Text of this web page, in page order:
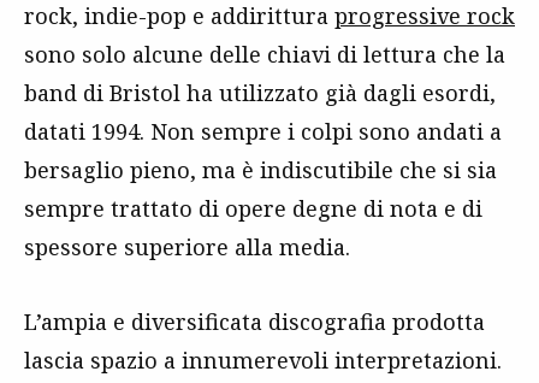
rock, indie-pop e addirittura progressive rock
sono solo alcune delle chiavi di lettura che la
band di Bristol ha utilizzato già dagli esordi,
datati 1994. Non sempre i colpi sono andati a
bersaglio pieno, ma è indiscutibile che si sia
sempre trattato di opere degne di nota e di
spessore superiore alla media.
L’ampia e diversificata discografia prodotta
lascia spazio a innumerevoli interpretazioni.